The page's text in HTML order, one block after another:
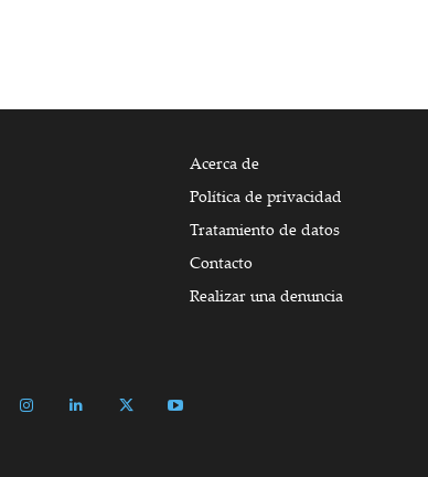
Acerca de
Política de privacidad
Tratamiento de datos
Contacto
Realizar una denuncia